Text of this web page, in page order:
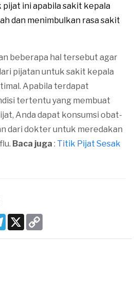
ini apabila sakit kepala
dan menimbulkan rasa sakit
beberapa hal tersebut agar
pijatan untuk sakit kepala
Apabila terdapat
tertentu yang membuat
Anda dapat konsumsi obat-
dari dokter untuk meredakan
Baca juga : Titik Pijat Sesak
Telegram
X